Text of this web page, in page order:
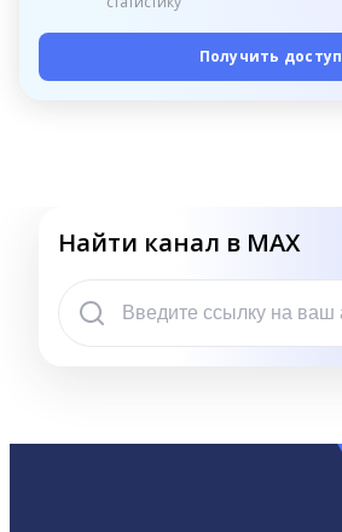
Получить доступ
Найти канал в MAX